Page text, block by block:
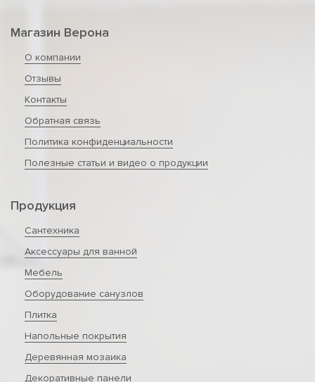
Магазин Верона
О компании
Отзывы
Контакты
Обратная связь
Политика конфиденциальности
Полезные статьи и видео о продукции
Продукция
Сантехника
Аксессуары для ванной
Мебель
Оборудование санузлов
Плитка
Напольные покрытия
Деревянная мозаика
Декоративные панели